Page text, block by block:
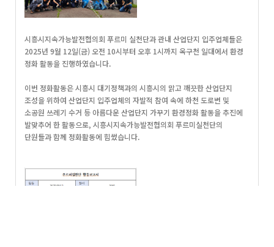
시흥시지속가능발전협의회 푸르미 실천단과 관내 산업단지 입주업체들은
2025년 9월 12일(금) 오전 10시부터 오후 1시까지 옥구천 일대에서 환경
정화 활동을 진행하였습니다.
이번 정화활동은 시흥시 대기정책과의 시흥시의 맑고 깨끗한 산업단지
조성을 위하여 산업단지 입주업체의 자발적 참여 속에 하천 도로변 및
소공원 쓰레기 수거 등 아름다운 산업단지 가꾸기 환경정화 활동을 추진에
발맞추어 한 활동으로, 시흥시지속가능발전협의회 푸르미실천단의
단원들과 함께 정화활동에 힘썼습니다.